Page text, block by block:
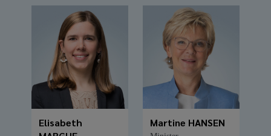
Elisabeth
Martine HANSEN